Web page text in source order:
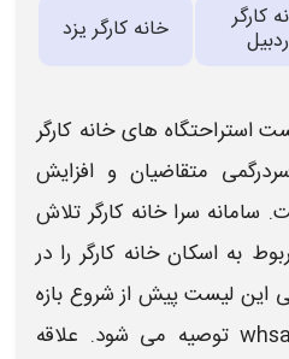
کارگر خانه کارگر یزد
استراحتگاه هایخانه کارگر
سردرگمی متقاضیان و افزایش
سامانه سرا خانه کارگر تلاش
به اسکانخانه کارگر را در
این لیست پیش از شروع بازه
توصیه می شود. علاقه